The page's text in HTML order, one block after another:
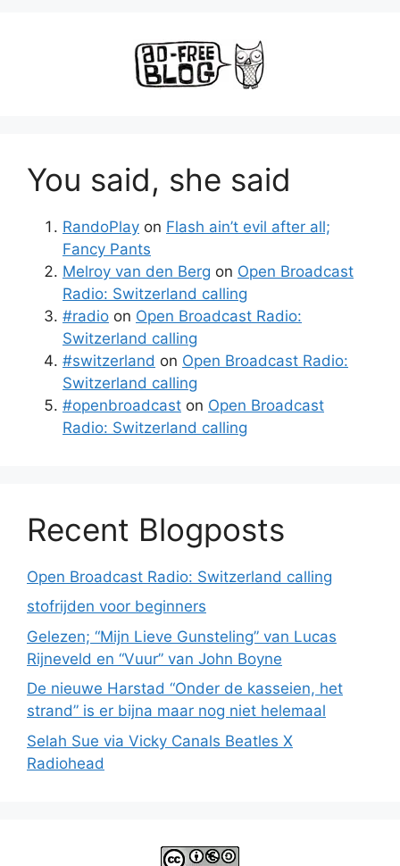
You said, she said
RandoPlay on Flash ain’t evil after all;
Fancy Pants
Melroy van den Berg on Open Broadcast
Radio: Switzerland calling
#radio on Open Broadcast Radio:
Switzerland calling
#switzerland on Open Broadcast Radio:
Switzerland calling
#openbroadcast on Open Broadcast
Radio: Switzerland calling
Recent Blogposts
Open Broadcast Radio: Switzerland calling
stofrijden voor beginners
Gelezen; “Mijn Lieve Gunsteling” van Lucas
Rijneveld en “Vuur” van John Boyne
De nieuwe Harstad “Onder de kasseien, het
strand” is er bijna maar nog niet helemaal
Selah Sue via Vicky Canals Beatles X
Radiohead